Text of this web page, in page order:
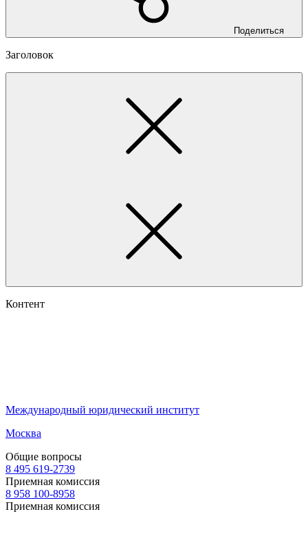
Поделиться
Заголовок
Контент
Международный юридический институт
Москва
Общие вопросы
8 495 619-2739
Приемная комиссия
8 958 100-8958
Приемная комиссия